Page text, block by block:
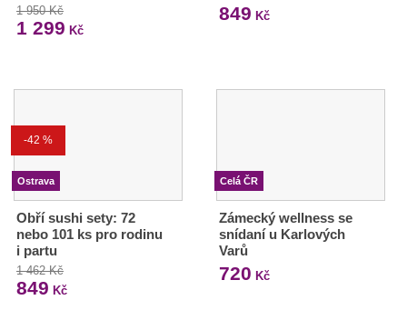
1 950 Kč
1 299 Kč
849 Kč
-42 %
Ostrava
Obří sushi sety: 72
nebo 101 ks pro rodinu
i partu
1 462 Kč
849 Kč
Celá ČR
Zámecký wellness se
snídaní u Karlových
Varů
720 Kč